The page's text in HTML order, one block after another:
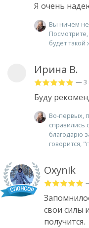
Я очень
Вы ничем не
будет такой
Ирина В.
— 3
Буду
Во-первых,
справились
благодарю
говорится,
Oxynik
свои силы
получится.